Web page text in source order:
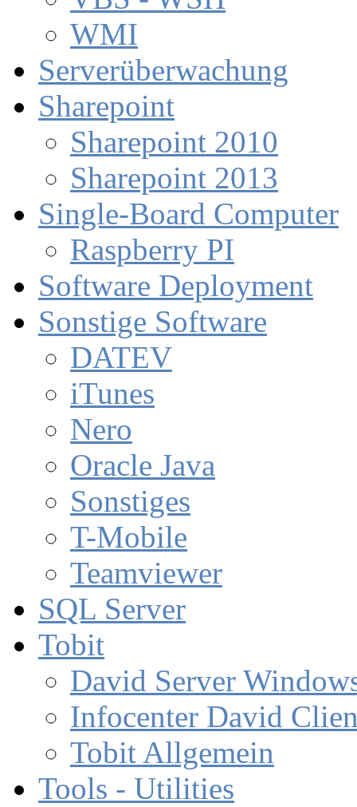
WMI
Serverüberwachung
Sharepoint
Sharepoint 2010
Sharepoint 2013
Single-Board Computer
Raspberry PI
Software Deployment
Sonstige Software
DATEV
iTunes
Nero
Oracle Java
Sonstiges
T-Mobile
Teamviewer
SQL Server
Tobit
David Server
Infocenter David
Tobit Allgemein
Tools - Utilities